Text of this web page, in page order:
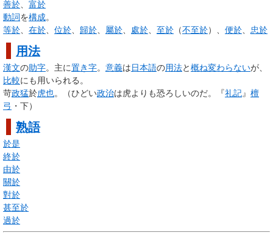
善於、 富於
動詞を構成。
等於、 在於、 位於、 歸於、 屬於、 處於、 至於 （不至於）、 便於、 忠於
用法
漢文の助字。主に置き字。 意義は日本語の用法と概ね変わらないが、
比較にも用いられる。
苛政猛於虎也。（ひどい政治は虎よりも恐ろしいのだ。『礼記』 檀
弓 ・下）
熟語
於是
終於
由於
關於
對於
甚至於
過於